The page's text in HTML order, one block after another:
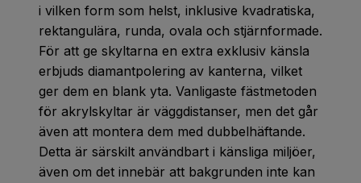
i vilken form som helst, inklusive kvadratiska,
rektangulära, runda, ovala och stjärnformade.
För att ge skyltarna en extra exklusiv känsla
erbjuds diamantpolering av kanterna, vilket
ger dem en blank yta. Vanligaste fästmetoden
för akrylskyltar är väggdistanser, men det går
även att montera dem med dubbelhäftande.
Detta är särskilt användbart i känsliga miljöer,
även om det innebär att bakgrunden inte kan